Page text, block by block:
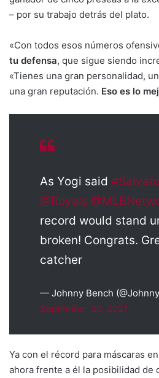
– por su trabajo detrás del plato.
«Con todos esos números
tu defensa, que sigue siendo
«Tienes una gran personalidad,
una gran reputación. Eso es lo
As Yogi said
@Royals
record would stand
broken! Congrats.
catcher
— Johnny Bench
September 20, 2021
Ya con el récord para máscaras
ahora frente a él la posibilidad de